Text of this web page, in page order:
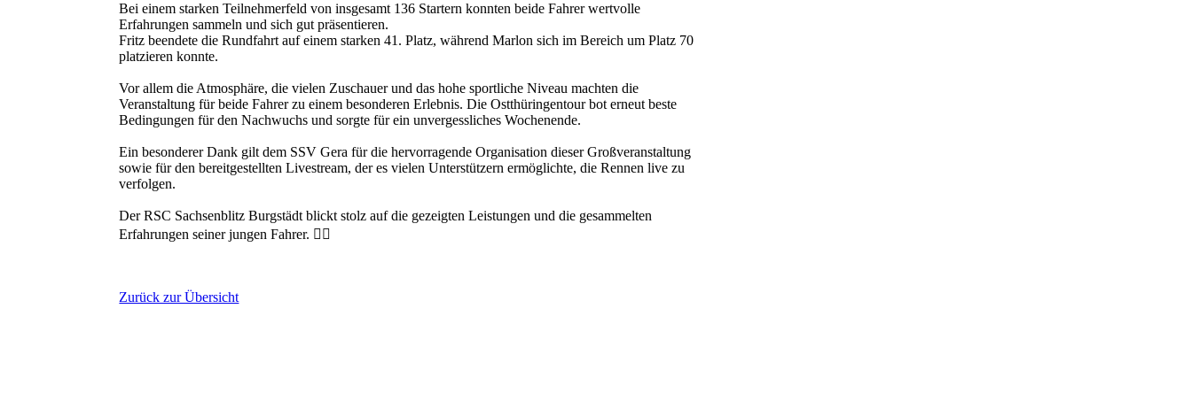
Bei einem starken Teilnehmerfeld von insgesamt 136 Startern konnten beide Fahrer wertvolle
Erfahrungen sammeln und sich gut präsentieren.
Fritz beendete die Rundfahrt auf einem starken 41. Platz, während Marlon sich im Bereich um Platz 70
platzieren konnte.
Vor allem die Atmosphäre, die vielen Zuschauer und das hohe sportliche Niveau machten die
Veranstaltung für beide Fahrer zu einem besonderen Erlebnis. Die Ostthüringentour bot erneut beste
Bedingungen für den Nachwuchs und sorgte für ein unvergessliches Wochenende.
Ein besonderer Dank gilt dem SSV Gera für die hervorragende Organisation dieser Großveranstaltung
sowie für den bereitgestellten Livestream, der es vielen Unterstützern ermöglichte, die Rennen live zu
verfolgen.
Der RSC Sachsenblitz Burgstädt blickt stolz auf die gezeigten Leistungen und die gesammelten
Erfahrungen seiner jungen Fahrer. 🚴‍♂️
Zurück zur Übersicht